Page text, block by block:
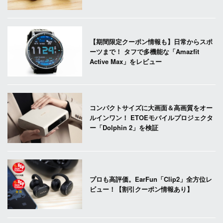
【期間限定クーポン情報も】日常からスポ
ーツまで！ タフで多機能な「Amazfit
Active Max」をレビュー
コンパクトサイズに大画面＆高画質をオー
ルインワン！ ETOEモバイルプロジェクタ
ー「Dolphin 2」を検証
プロも高評価。EarFun「Clip2」全方位レ
ビュー！【割引クーポン情報あり】